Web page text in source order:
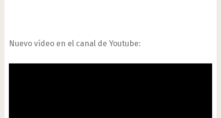
Nuevo vídeo en el canal de Youtube: